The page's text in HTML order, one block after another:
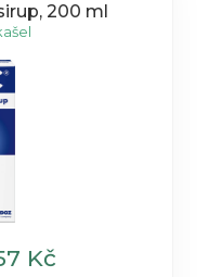
200 ml
Kč